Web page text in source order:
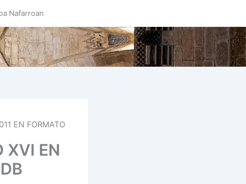
Nafarroan
EN FORMATO
XVI EN